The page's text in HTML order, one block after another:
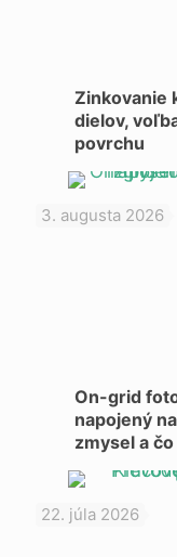
Zinkovanie
dielov,
povrchu
3. augusta 2026
On-grid
napojený
zmysel a
22. júla 2026